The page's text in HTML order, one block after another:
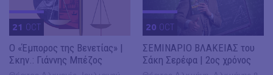
21 OCT
Ο «Έμπορος της Βενετίας» |
Σκην.: Γιάννης Μπέζος
20 OCT
ΣΕΜΙΝΑΡΙΟ ΒΛΑΚΕΙΑΣ του
Σάκη Σερέφα | 2ος χρόνος